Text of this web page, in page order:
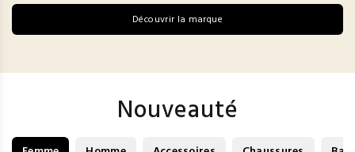
Découvrir la marque
Nouveauté